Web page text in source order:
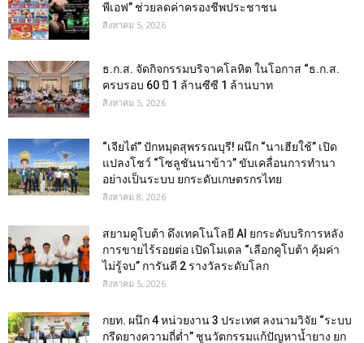
พีเอฟ” ช่วยลดค่าครองชีพประชาชน
สิงหาคม 5, 2026
ธ.ก.ส. จัดกิจกรรมบริจาคโลหิต ในโอกาส “ธ.ก.ส.
ครบรอบ 60 ปี 1 ล้านซีซี 1 ล้านบาท
สิงหาคม 5, 2026
“เจียไต๋” ปักหมุดสุพรรณบุรี! ผนึก “นาเฮียใช้” เปิด
แปลงโชว์ “โซลูชันนาข้าว” ขับเคลื่อนการทำนา
อย่างเป็นระบบ ยกระดับเกษตรกรไทย
สิงหาคม 8, 2026
สยามคูโบต้า ดึงเทคโนโลยี AI ยกระดับบริการหลัง
การขายไร้รอยต่อ เปิดโมเดล “เลือกคูโบต้า คุ้มค่า
ไม่รู้จบ” การันตี 2 รางวัลระดับโลก
สิงหาคม 5, 2026
กยท. ผนึก 4 หน่วยงาน 3 ประเทศ ลงนามวิจัย “ระบบ
กรีดยางความถี่ต่ำ” ชูนวัตกรรมแก้ปัญหาน้ำยาง ยก